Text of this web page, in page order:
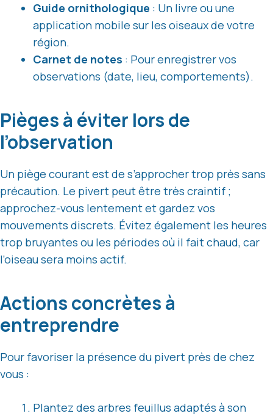
Guide ornithologique : Un livre ou une
application mobile sur les oiseaux de votre
région.
Carnet de notes : Pour enregistrer vos
observations (date, lieu, comportements).
Pièges à éviter lors de
l’observation
Un piège courant est de s’approcher trop près sans
précaution. Le pivert peut être très craintif ;
approchez-vous lentement et gardez vos
mouvements discrets. Évitez également les heures
trop bruyantes ou les périodes où il fait chaud, car
l’oiseau sera moins actif.
Actions concrètes à
entreprendre
Pour favoriser la présence du pivert près de chez
vous :
Plantez des arbres feuillus adaptés à son